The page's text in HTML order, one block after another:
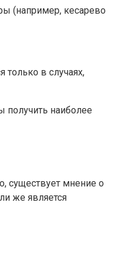
(например, кесарево
только в случаях,
получить наиболее
существует мнение о
же является